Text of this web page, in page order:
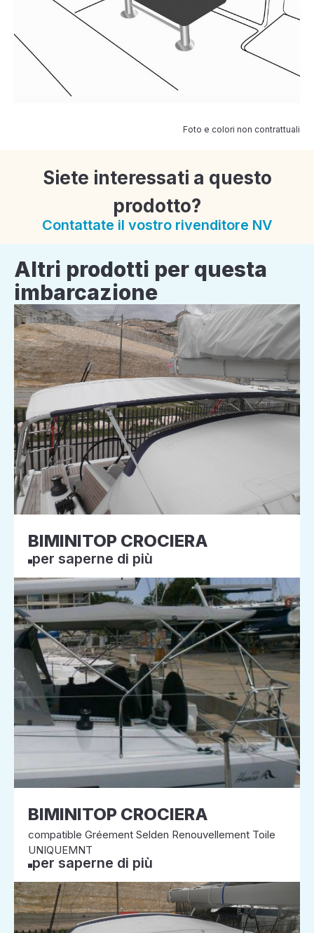
Foto e colori non contrattuali
Siete interessati a questo
prodotto?
Contattate il vostro rivenditore NV
Altri prodotti per questa
imbarcazione
BIMINITOP CROCIERA
per saperne di più
BIMINITOP CROCIERA
compatible Gréement Selden Renouvellement Toile
UNIQUEMNT
per saperne di più